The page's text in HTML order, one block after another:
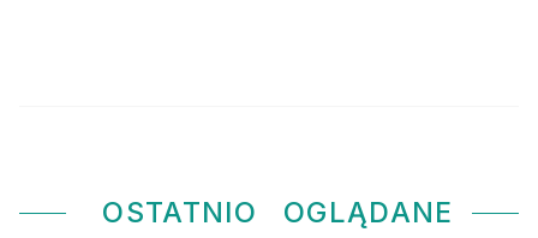
OSTATNIO OGLĄDANE